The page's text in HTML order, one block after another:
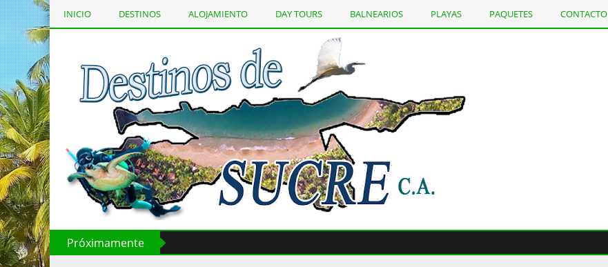
INICIO DESTINOS ALOJAMIENTO DAY TOURS BALNEARIOS PLAYAS PAQUETES CONTACTO
Próximamente